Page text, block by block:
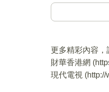
更多精彩內容，
財華香港網 (
現代電視 (http://